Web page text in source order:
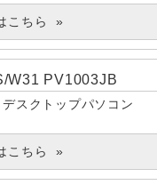
こちら
W31 PV1003JB
デスクトップパソコン
こちら